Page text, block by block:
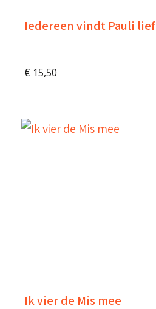
Iedereen vindt Pauli lief
€ 15,50
Ik vier de Mis mee